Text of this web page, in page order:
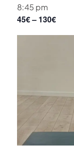
8:45 pm
45€ – 130€